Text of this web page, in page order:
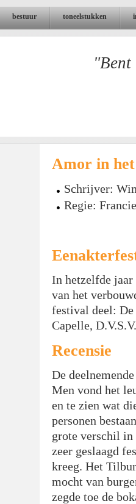
bestuur toneelstukken
"Bent
Amor in
Schrijver:
Regie:
In hetzelfde jaar
van het
festival deel:
Capelle,
Recensie
De
Men vond het
en te zien wat
personen
grote verschil in
zeer geslaagd
kreeg. Het
mocht van
zegde toe de